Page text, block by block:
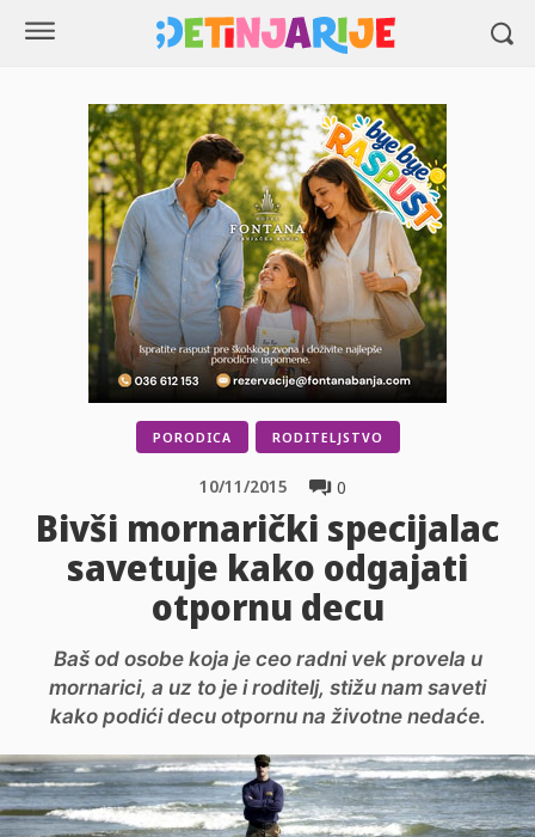
PORODICA RODITELJSTVO
0
10/11/2015
Bivši mornarički specijalac
savetuje kako odgajati
otpornu decu
Baš od osobe koja je ceo radni vek provela u
mornarici, a uz to je i roditelj, stižu nam saveti
kako podići decu otpornu na životne nedaće.